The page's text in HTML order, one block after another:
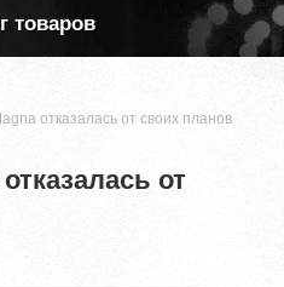
товаров
отказалась от своих планов
от